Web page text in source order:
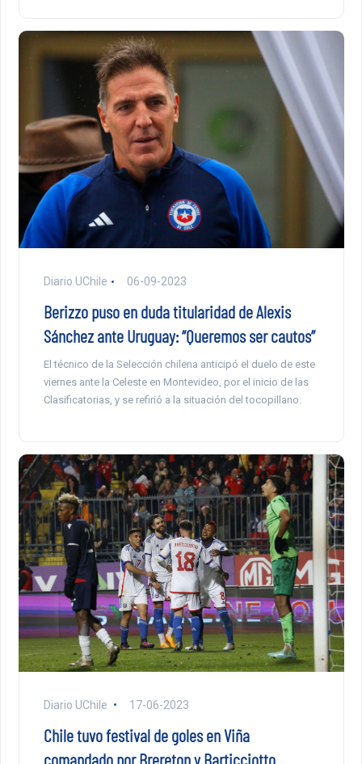
Diario UChile 06-09-2023
Berizzo puso en duda titularidad de Alexis
Sánchez ante Uruguay: “Queremos ser cautos”
El técnico de la Selección chilena anticipó el duelo de este
viernes ante la Celeste en Montevideo, por el inicio de las
Clasificatorias, y se refirió a la situación del tocopillano.
Diario UChile 17-06-2023
Chile tuvo festival de goles en Viña
comandado por Brereton y Barticciotto